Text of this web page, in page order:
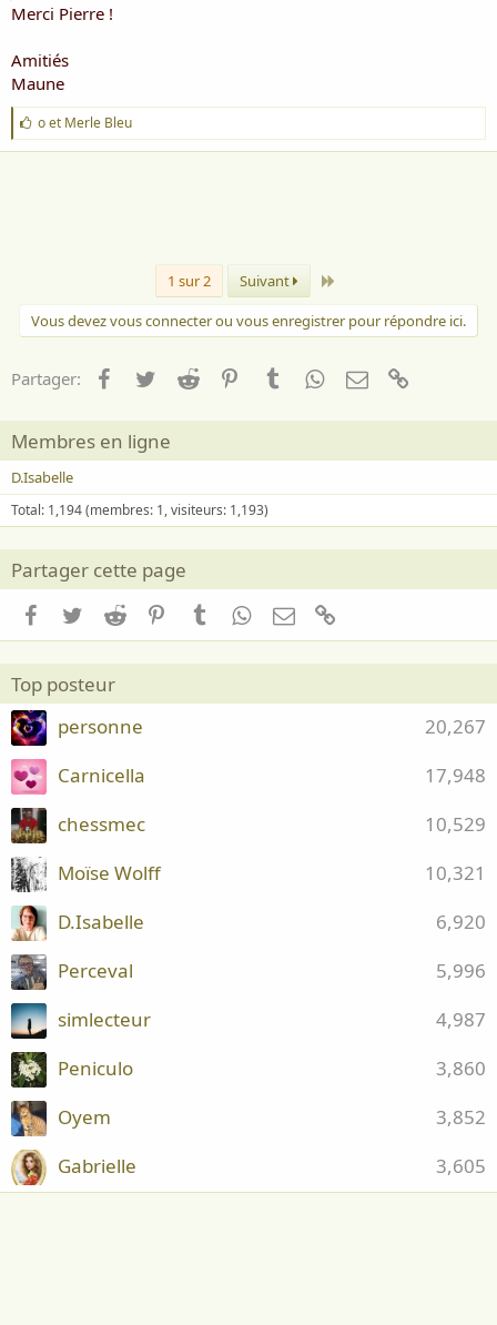
Merci Pierre !
Amitiés
Maune
J
'
a
oet Merle Bleu
1 sur 2 Suivant
Vous devez vous connecter ou vous enregistrer pour répondre ici.
Partager: Facebook
TwitterReddit PinterestTumblrWhatsApp
Email
Membres en ligne
D.Isabelle
Total: 1,194 (membres: 1, visiteurs: 1,193)
Partager cette page
Facebook
TwitterReddit PinterestTumblrWhatsApp
Email
Top posteur
20,267
personne
17,948
Carnicella
10,529
chessmec
10,321
Moïse Wolff
6,920
D.Isabelle
5,996
Perceval
4,987
simlecteur
3,860
Peniculo
3,852
Oyem
3,605
Gabrielle